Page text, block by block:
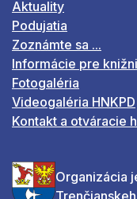
Aktuality
Podujatia
Zoznámte sa ...
Informácie pre
Fotogaléria
Videogaléria HNKPD
Kontakt a otváracie
Organizácia